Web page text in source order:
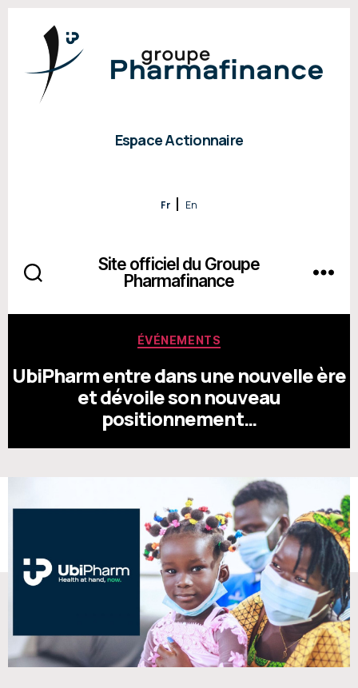
Espace Actionnaire
Fr En
Site officiel du Groupe
Pharmafinance
Categories
ÉVÉNEMENTS
UbiPharm entre dans une nouvelle ère
et dévoile son nouveau
positionnement…